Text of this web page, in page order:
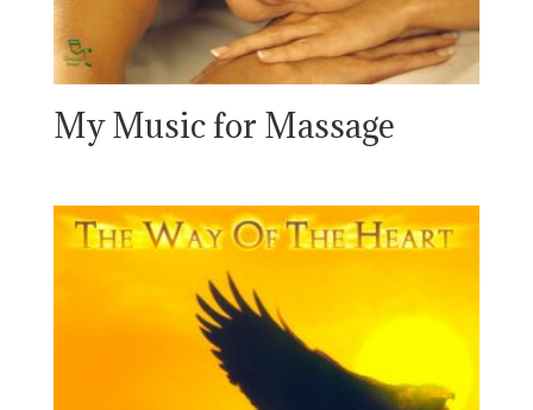
My Music for Massage